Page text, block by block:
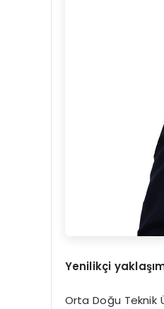
Yenilikçi yaklaşı
Orta Doğu Teknik